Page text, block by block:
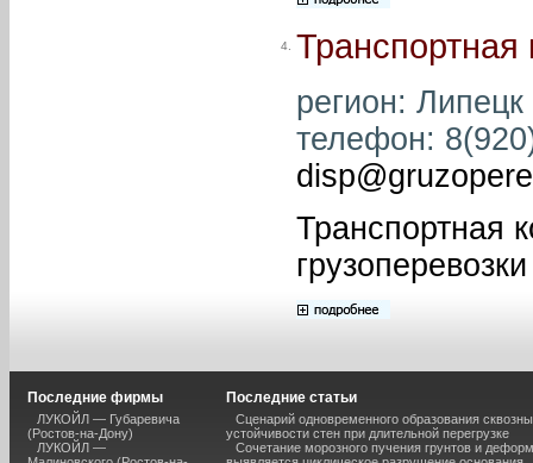
4.
регион:
телефон:
Транспортная
Последние фирмы
ЛУКОЙЛ — Губаревича
(Ростов-на-Дону)
ЛУКОЙЛ —
Последние статьи
Сценарий одновременного образования
устойчивости стен при длительной перегрузке
Сочетание морозного пучения грунтов и